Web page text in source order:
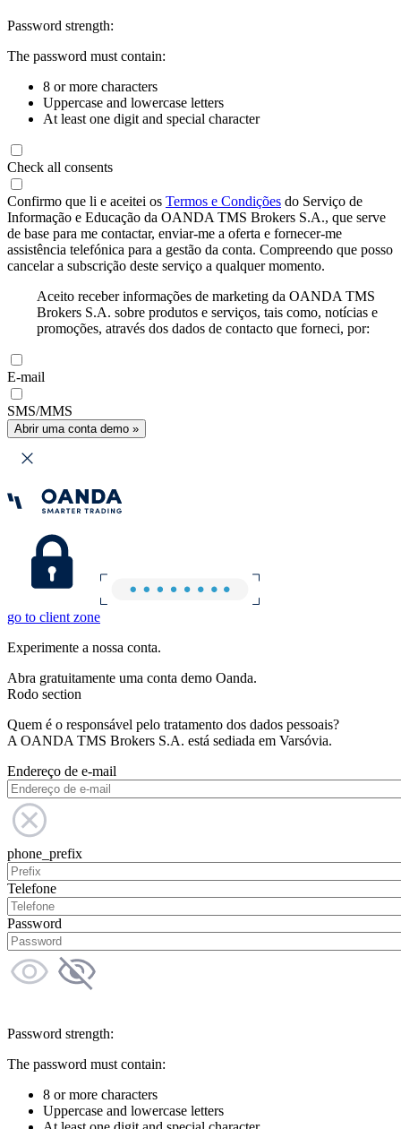
Password strength:
The password must contain:
8 or more characters
Uppercase and lowercase letters
At least one digit and special character
Check all consents
Confirmo que li e aceitei os Termos e Condições do Serviço de
Informação e Educação da OANDA TMS Brokers S.A., que serve
de base para me contactar, enviar-me a oferta e fornecer-me
assistência telefónica para a gestão da conta. Compreendo que posso
cancelar a subscrição deste serviço a qualquer momento.
Aceito receber informações de marketing da OANDA TMS
Brokers S.A. sobre produtos e serviços, tais como, notícias e
promoções, através dos dados de contacto que forneci, por:
E-mail
SMS/MMS
Abrir uma conta demo »
go to client zone
Experimente a nossa conta.
Abra gratuitamente uma conta demo Oanda.
Rodo section
Quem é o responsável pelo tratamento dos dados pessoais?
A OANDA TMS Brokers S.A. está sediada em Varsóvia.
Endereço de e-mail
phone_prefix
Telefone
Password
Password strength:
The password must contain:
8 or more characters
Uppercase and lowercase letters